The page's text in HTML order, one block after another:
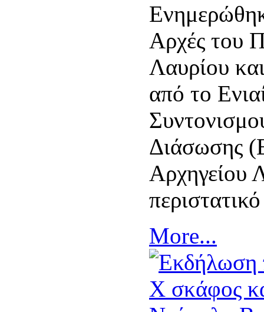
Αρχές του
Λαυρίου
από το
Διάσωσης
More...